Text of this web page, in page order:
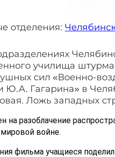
отделения:
училища
сил «Военно-
Ю.А. Гагарина» в
Ложь западных
на разоблачение
войне.
фильма учащиеся